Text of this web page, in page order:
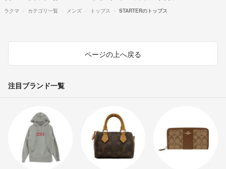
ラクマ
カテゴリ一覧 メンズ トップス STARTERのトップス
ページの上へ戻る
注目ブランド一覧